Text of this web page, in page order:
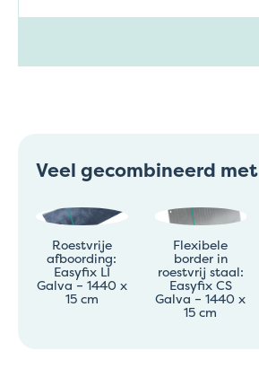
Veel gecombineerd met
Roestvrije
afboording:
Easyfix LI
Galva – 1440 x
15 cm
Flexibele
border in
roestvrij staal:
Easyfix CS
Galva – 1440 x
15 cm